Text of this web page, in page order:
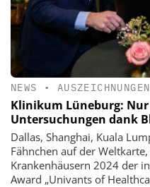
NEWS • AUSZEICHNUNGEN
Klinikum Lüneburg: Nur
Untersuchungen dank
Dallas, Shanghai, Kuala
Fähnchen auf der
Krankenhäusern 2024 der
Award „Univants of